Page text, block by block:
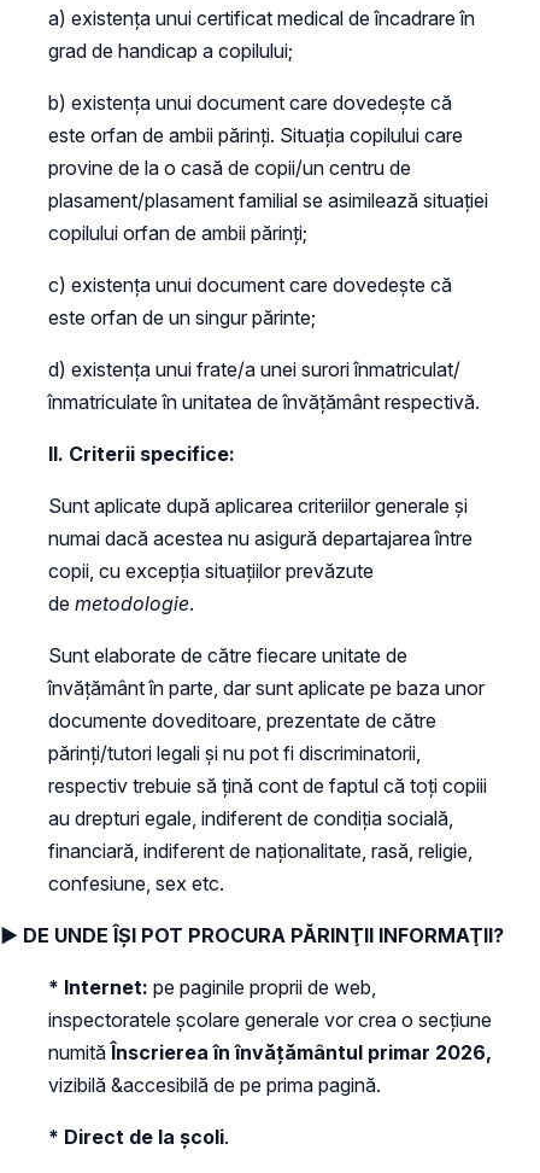
a) existența unui certificat medical de încadrare în
grad de handicap a copilului;
b) existența unui document care dovedește că
este orfan de ambii părinți. Situația copilului care
provine de la o casă de copii/un centru de
plasament/plasament familial se asimilează situației
copilului orfan de ambii părinți;
c) existența unui document care dovedește că
este orfan de un singur părinte;
d) existența unui frate/a unei surori înmatriculat/
înmatriculate în unitatea de învățământ respectivă.
II. Criterii specifice:
Sunt aplicate după aplicarea criteriilor generale şi
numai dacă acestea nu asigură departajarea între
copii, cu excepţia situaţiilor prevăzute
de metodologie.
Sunt elaborate de către fiecare unitate de
învăţământ în parte, dar sunt aplicate pe baza unor
documente doveditoare, prezentate de către
părinţi/tutori legali şi nu pot fi discriminatorii,
respectiv trebuie să ţină cont de faptul că toţi copiii
au drepturi egale, indiferent de condiţia socială,
financiară, indiferent de naţionalitate, rasă, religie,
confesiune, sex etc.
► DE UNDE ÎŞI POT PROCURA PĂRINŢII INFORMAŢII?
* Internet: pe paginile proprii de web,
inspectoratele şcolare generale vor crea o secţiune
numităÎnscrierea în învăţământul primar 2026,
vizibilă &accesibilă de pe prima pagină.
* Direct de la şcoli.